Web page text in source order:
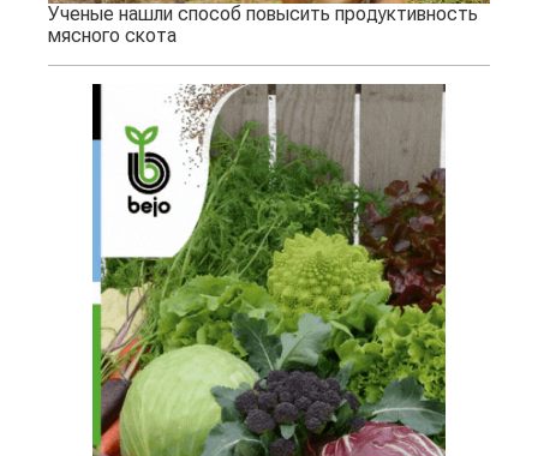
Ученые нашли способ повысить продуктивность
мясного скота